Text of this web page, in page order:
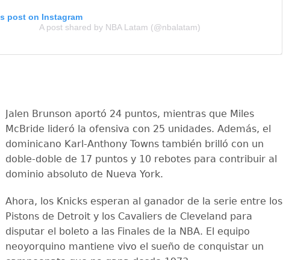
post on Instagram
A post shared by NBA Latam (@nbalatam)
Jalen Brunson aportó 24 puntos, mientras que Miles
McBride lideró la ofensiva con 25 unidades. Además, el
dominicano Karl-Anthony Towns también brilló con un
doble-doble de 17 puntos y 10 rebotes para contribuir al
dominio absoluto de Nueva York.
Ahora, los Knicks esperan al ganador de la serie entre los
Pistons de Detroit y los Cavaliers de Cleveland para
disputar el boleto a las Finales de la NBA. El equipo
neoyorquino mantiene vivo el sueño de conquistar un